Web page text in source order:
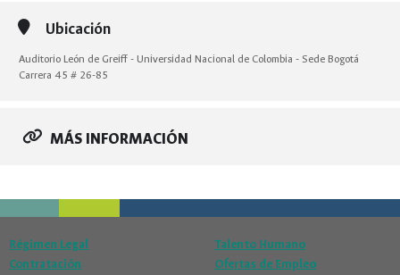
Ubicación
Auditorio León de Greiff - Universidad Nacional de Colombia - Sede Bogotá
Carrera 45 # 26-85
MÁS INFORMACIÓN
Régimen Legal
Contratación
Talento Humano
Ofertas de Empleo